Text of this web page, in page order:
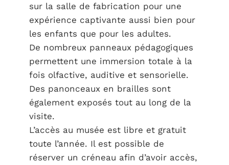
sur la salle de fabrication pour une
expérience captivante aussi bien pour
les enfants que pour les adultes.
De nombreux panneaux pédagogiques
permettent une immersion totale à la
fois olfactive, auditive et sensorielle.
Des panonceaux en brailles sont
également exposés tout au long de la
visite.
L’accès au musée est libre et gratuit
toute l’année. Il est possible de
réserver un créneau afin d’avoir accès,